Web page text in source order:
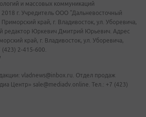
и массовых коммуникаций
г. Учредитель ООО "Дальневосточный
край, г. Владивосток, ул. Уборевича,
редактор Юркевич Дмитрий Юрьевич. Адрес
край, г. Владивосток, ул. Уборевича,
2-415-600.
vladnews@inbox.ru. Отдел продаж
Центр» sale@mediadv.online. Тел.: +7 (423)